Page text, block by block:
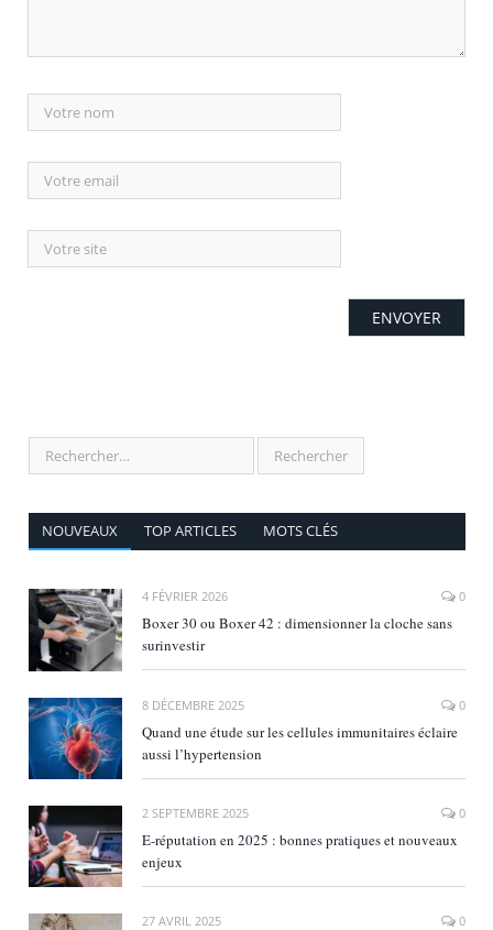
NOUVEAUX TOP ARTICLES MOTS CLÉS
4 FÉVRIER 2026 0
Boxer 30 ou Boxer 42 : dimensionner la cloche sans
surinvestir
8 DÉCEMBRE 2025 0
Quand une étude sur les cellules immunitaires éclaire
aussi l’hypertension
2 SEPTEMBRE 2025 0
E‑réputation en 2025 : bonnes pratiques et nouveaux
enjeux
27 AVRIL 2025 0